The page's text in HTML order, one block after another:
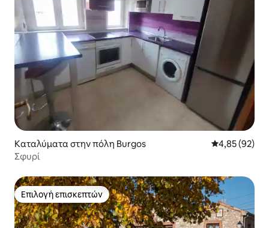
Καταλύματα στην πόλη Burgos Μέση
4,85 (92)
Σφυρί
Επιλογή επισκεπτών
Επιλογή επισκεπτών